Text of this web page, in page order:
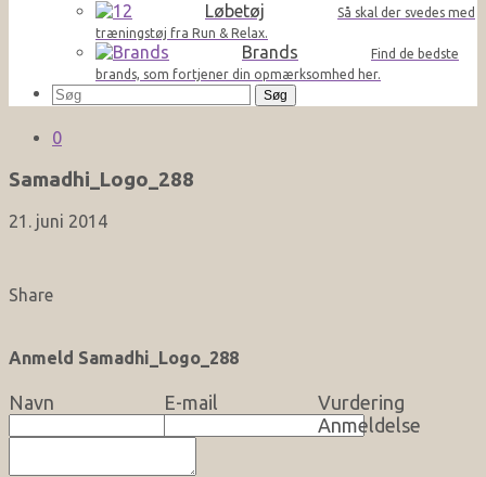
Løbetøj
Så skal der svedes med
træningstøj fra Run & Relax.
Brands
Find de bedste
brands, som fortjener din opmærksomhed her.
Søg
efter:
0
Samadhi_Logo_288
21. juni 2014
Share
Anmeld Samadhi_Logo_288
Navn E-mail
Vurdering
Anmeldelse